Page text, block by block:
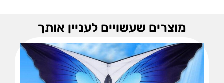
מוצרים שעשויים לעניין אותך